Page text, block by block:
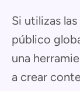
Si utilizas
público
una
a crear